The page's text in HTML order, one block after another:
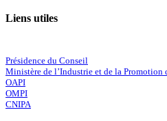
Liens utiles
Présidence du Conseil
Ministère de l’Industrie et de la Promotion
OAPI
OMPI
CNIPA